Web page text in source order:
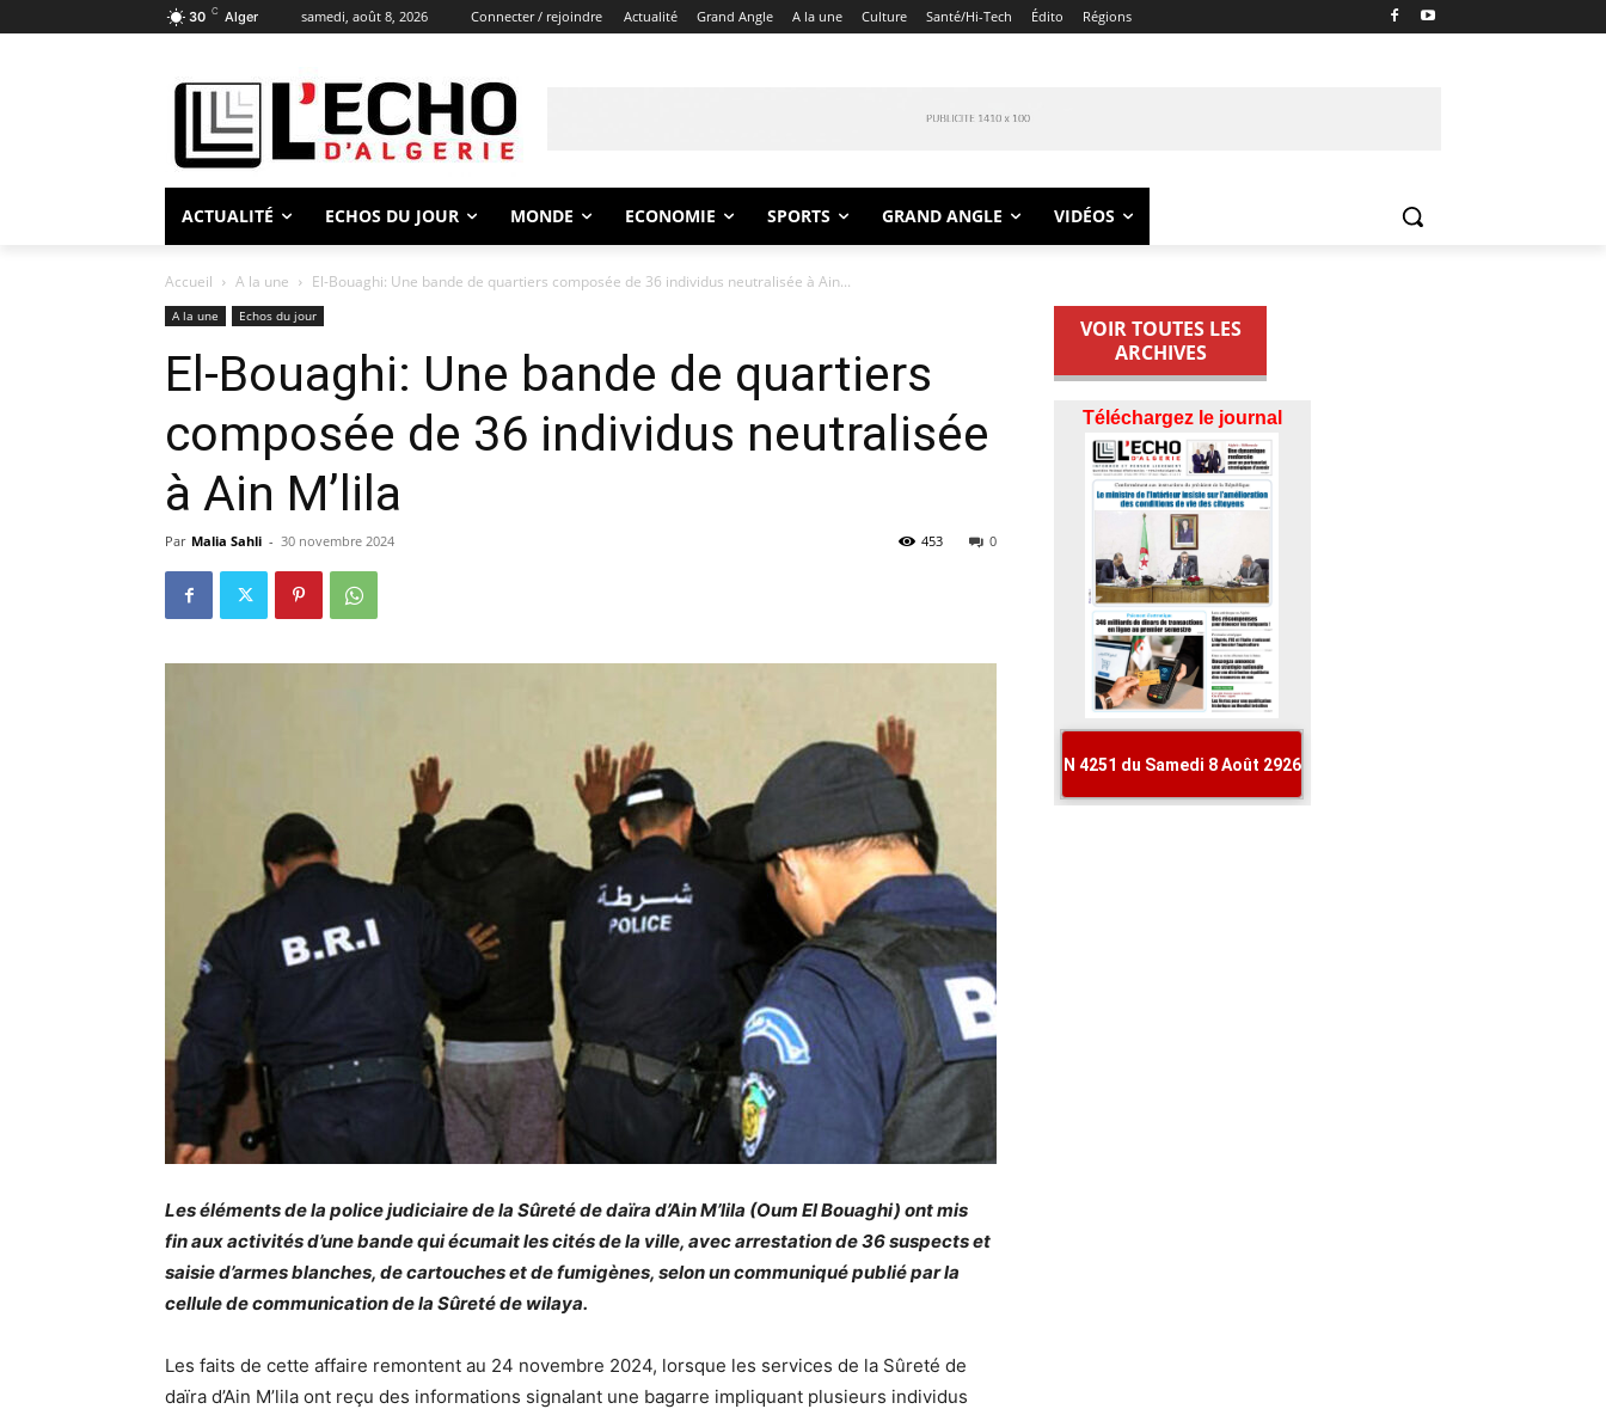
30 C Alger samedi, août 8, 2026 Connecter / rejoindre Actualité Grand Angle A la une Culture Santé/Hi-Tech Édito Régions
ACTUALITÉ ECHOS DU JOUR MONDE ECONOMIE SPORTS GRAND ANGLE VIDÉOS
Accueil A la une El-Bouaghi: Une bande de quartiers composée de 36 individus neutralisée à Ain...
A la une Echos du jour
El-Bouaghi: Une bande de quartiers
composée de 36 individus neutralisée
à Ain M’lila
Par Malia Sahli - 30 novembre 2024 0
453
Les éléments de la police judiciaire de la Sûreté de daïra d’Ain M’lila (Oum El Bouaghi) ont mis
fin aux activités d’une bande qui écumait les cités de la ville, avec arrestation de 36 suspects et
saisie d’armes blanches, de cartouches et de fumigènes, selon un communiqué publié par la
cellule de communication de la Sûreté de wilaya.
Les faits de cette affaire remontent au 24 novembre 2024, lorsque les services de la Sûreté de
daïra d’Ain M’lila ont reçu des informations signalant une bagarre impliquant plusieurs individus
VOIR TOUTES LES
ARCHIVES